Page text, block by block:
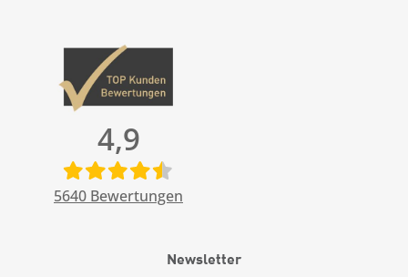
4,9
5640 Bewertungen
Newsletter